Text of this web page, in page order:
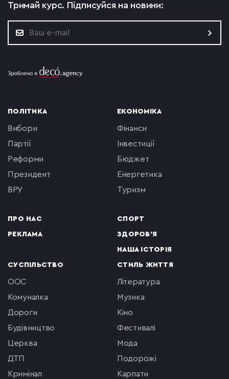
Тримай курс. Підписуйся на новини:
ПОЛІТИКА
вибори
партії
реформи
президент
ВРУ
ПРО НАС
РЕКЛАМА
ЕКОНОМІКА
фінанси
інвестиції
бюджет
енергетика
туризм
СПОРТ
ЗДОРОВ'Я
НАША ІСТОРІЯ
СУСПІЛЬСТВО
ООС
комуналка
Дороги
будівництво
церква
ДТП
кримінал
СТИЛЬ ЖИТТЯ
література
музика
кіно
фестивалі
мода
подорожі
Карпати